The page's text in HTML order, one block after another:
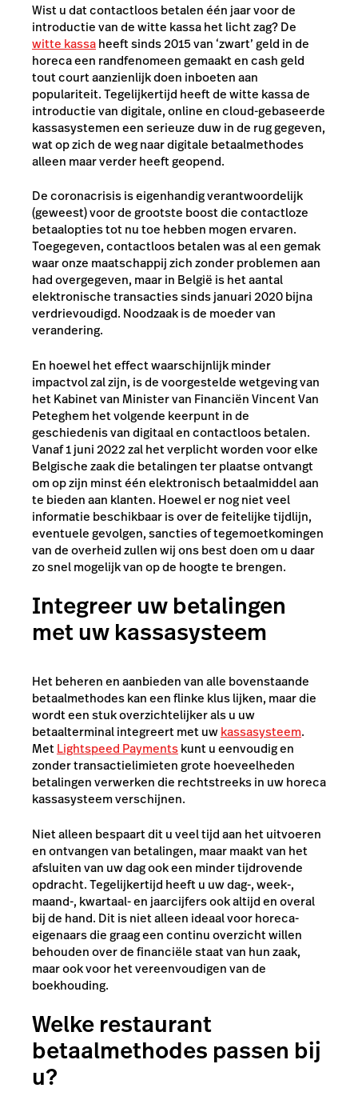
Wist u dat contactloos betalen één jaar voor de
introductie van de witte kassa het licht zag? De
witte kassaheeft sinds 2015 van ‘zwart’ geld in de
horeca een randfenomeen gemaakt en cash geld
tout court aanzienlijk doen inboeten aan
populariteit. Tegelijkertijd heeft de witte kassa de
introductie van digitale, online en cloud-gebaseerde
kassasystemen een serieuze duw in de rug gegeven,
wat op zich de weg naar digitale betaalmethodes
alleen maar verder heeft geopend.
De coronacrisis is eigenhandig verantwoordelijk
(geweest) voor de grootste boost die contactloze
betaalopties tot nu toe hebben mogen ervaren.
Toegegeven, contactloos betalen was al een gemak
waar onze maatschappij zich zonder problemen aan
had overgegeven, maar in België is het aantal
elektronische transacties sinds januari 2020bijna
verdrievoudigd. Noodzaak is de moeder van
verandering.
En hoewel het effect waarschijnlijk minder
impactvol zal zijn, is de voorgestelde wetgeving van
het Kabinet van Minister van Financiën Vincent Van
Peteghem het volgende keerpunt in de
geschiedenis van digitaal en contactloos betalen.
Vanaf 1 juni 2022 zal het verplicht worden voor elke
Belgische zaak die betalingen ter plaatse ontvangt
om op zijn minst één elektronisch betaalmiddel aan
te bieden aan klanten. Hoewel er nog niet veel
informatie beschikbaar is over de feitelijke tijdlijn,
eventuele gevolgen, sancties of tegemoetkomingen
van de overheid zullen wij ons best doen om u daar
zo snel mogelijk van op de hoogte te brengen.
Integreer uw betalingen
met uw kassasysteem
Het beheren en aanbieden van alle bovenstaande
betaalmethodes kan een flinke klus lijken, maar die
wordt een stuk overzichtelijker als u uw
betaalterminal integreert met uwkassasysteem.
MetLightspeed Paymentskunt u eenvoudig en
zonder transactielimieten grote hoeveelheden
betalingen verwerken die rechtstreeks in uw horeca
kassasysteem verschijnen.
Niet alleen bespaart dit u veel tijd aan het uitvoeren
en ontvangen van betalingen, maar maakt van het
afsluiten van uw dag ook een minder tijdrovende
opdracht. Tegelijkertijd heeft u uw dag-, week-,
maand-, kwartaal- en jaarcijfers ook altijd en overal
bij de hand. Dit is niet alleen ideaal voor horeca-
eigenaars die graag een continu overzicht willen
behouden over de financiële staat van hun zaak,
maar ook voor het vereenvoudigen van de
boekhouding.
Welke restaurant
betaalmethodes passen bij
u?